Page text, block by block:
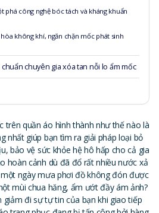
phá công nghệ bóc tách và kháng khuẩn
không khí, ngăn chặn mốc phát sinh
chuyên gia xóa tan nỗi lo ẩm mốc
trên quần áo hình thành như thế nào là
nhất giúp bạn tìm ra giải pháp loại bỏ
bảo vệ sức khỏe hệ hô hấp cho cả gia
hoàn cảnh dù đã đổ rất nhiều nước xả
ngày mưa phơi đồ không đón được
mùi chua hăng, ẩm ướt đầy ám ảnh?
giảm đi sự tự tin của bạn khi giao tiếp